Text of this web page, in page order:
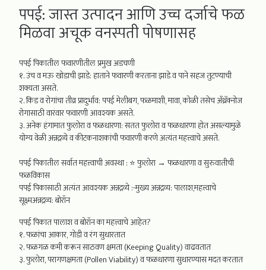
पपई: जास्त उत्पादन आणि उच्च दर्जाचे फळ
मिळवा अचूक वनस्पती पोषणासह
पपई पिकातील फवारणीतील प्रमुख अडचणी
१. उंच व मऊ खोडाची झाडे: हाताने फवारणी करताना झाडे व पाने सहज तुटण्याची
शक्यता असते.
२. किड व रोगांचा तीव्र प्रादुर्भाव: पपई मेलीबग, फळमाशी, मावा, कोळी तसेच अँथ्रॅक्नोज
रोगासाठी वारंवार फवारणी आवश्यक असते.
३. अनेक हंगामात फुलोरा व फळधारणा: सतत फुलोरा व फळधारणा होत असल्यामुळे
योग्य वेळी अन्नद्रव्ये व कीटकनाशकांची फवारणी करणे अत्यंत महत्त्वाचे असते.
पपई पिकातील सर्वात महत्त्वाची अवस्था : ⭐ फुलोरा → फळधारणा व सुरुवातीची
फळविकास
पपई पिकासाठी अत्यंत आवश्यक अन्नद्रव्ये :-मुख्य अन्नद्रव्य: पालाश,महत्त्वाचे
सूक्ष्मअन्नद्रव्य: बोरॉन
पपई पिकात पालाश व बोरॉन का महत्त्वाचे आहेत?
१. फळांचा आकार, गोडी व रंग सुधारतात
२. फळगळ कमी करून साठवण क्षमता (Keeping Quality) वाढवतात
३. फुलोरा, परागणक्षमता (Pollen Viability) व फळधारणा सुधारण्यास मदत करतात